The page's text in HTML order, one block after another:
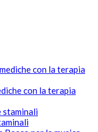
con la terapia